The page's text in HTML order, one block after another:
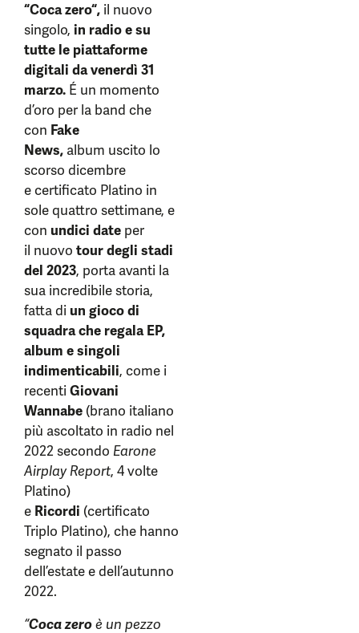
“Coca zero“, il nuovo
singolo, in radio e su
tutte le piattaforme
digitali da venerdì 31
marzo. É un momento
d’oro per la band che
con Fake
News, album uscito lo
scorso dicembre
e certificato Platino in
sole quattro settimane, e
con undici date per
il nuovo tour degli stadi
del 2023, porta avanti la
sua incredibile storia,
fatta di un gioco di
squadra che regala EP,
album e singoli
indimenticabili, come i
recentiGiovani
Wannabe (brano italiano
più ascoltato in radio nel
2022 secondo Earone
Airplay Report, 4 volte
Platino)
e Ricordi (certificato
Triplo Platino), che hanno
segnato il passo
dell’estate e dell’autunno
2022.
“Coca zeroè un pezzo